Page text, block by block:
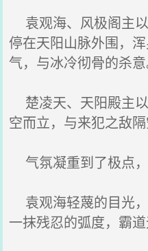
袁观海、风极阁主
停在天阳山脉外围，
气，与冰冷彻骨的杀意
楚凌天、天阳殿主
空而立，与来犯之敌隔
气氛凝重到了极点，
袁观海轻蔑的目光
一抹残忍的弧度，霸道